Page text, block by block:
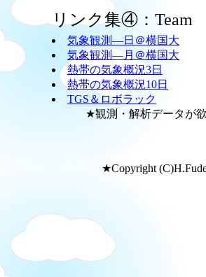
リンク集④：
気象観測―日＠横国大
気象観測―月＠横国大
熱帯の気象概況3日
熱帯の気象概況10日
TGS＆ロボラック
★観測・解析データが欲し
★Copyright